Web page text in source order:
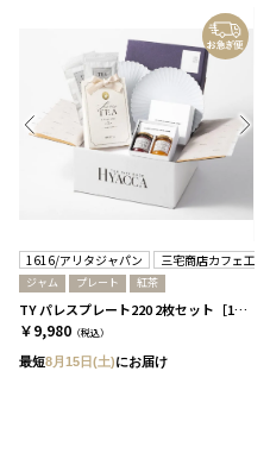
1616/アリタジャパン 三宅商店カフェ工房
ジャム プレート 紅茶
TY パレスプレート220 2枚セット［1616/アリタジャパン］+ジャムセット+紅茶
￥9,980 （税込）
最短8月15日(土)にお届け